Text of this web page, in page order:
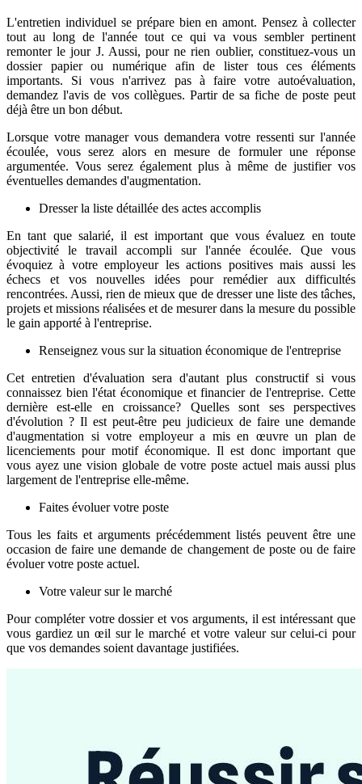
L'entretien individuel se prépare bien en amont. Pensez à collecter
tout au long de l'année tout ce qui va vous sembler pertinent
remonter le jour J. Aussi, pour ne rien oublier, constituez-vous un
dossier papier ou numérique afin de lister tous ces éléments
importants. Si vous n'arrivez pas à faire votre autoévaluation,
demandez l'avis de vos collègues. Partir de sa fiche de poste peut
déjà être un bon début.
Lorsque votre manager vous demandera votre ressenti sur l'année
écoulée, vous serez alors en mesure de formuler une réponse
argumentée. Vous serez également plus à même de justifier vos
éventuelles demandes d'augmentation.
Dresser la liste détaillée des actes accomplis
En tant que salarié, il est important que vous évaluez en toute
objectivité le travail accompli sur l'année écoulée. Que vous
évoquiez à votre employeur les actions positives mais aussi les
échecs et vos nouvelles idées pour remédier aux difficultés
rencontrées. Aussi, rien de mieux que de dresser une liste des tâches,
projets et missions réalisées et de mesurer dans la mesure du possible
le gain apporté à l'entreprise.
Renseignez vous sur la situation économique de l'entreprise
Cet entretien d'évaluation sera d'autant plus constructif si vous
connaissez bien l'état économique et financier de l'entreprise. Cette
dernière est-elle en croissance? Quelles sont ses perspectives
d'évolution ? Il est peut-être peu judicieux de faire une demande
d'augmentation si votre employeur a mis en œuvre un plan de
licenciements pour motif économique. Il est donc important que
vous ayez une vision globale de votre poste actuel mais aussi plus
largement de l'entreprise elle-même.
Faites évoluer votre poste
Tous les faits et arguments précédemment listés peuvent être une
occasion de faire une demande de changement de poste ou de faire
évoluer votre poste actuel.
Votre valeur sur le marché
Pour compléter votre dossier et vos arguments, il est intéressant que
vous gardiez un œil sur le marché et votre valeur sur celui-ci pour
que vos demandes soient davantage justifiées.